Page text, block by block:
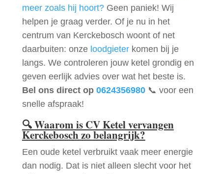
meer zoals hij hoort?Geen paniek! Wij
helpen je graag verder. Of je nu in het
centrum van Kerckebosch woont of net
daarbuiten: onze loodgieterkomen bij je
langs. We controleren jouw ketel grondig en
geven eerlijk advies over wat het beste is.
Bel ons direct op 0624356980📞 voor een
snelle afspraak!
🔍Waarom is CV Ketel vervangen
Kerckebosch zo belangrijk?
Een oude ketel verbruikt vaak meer energie
dan nodig. Dat is niet alleen slecht voor het